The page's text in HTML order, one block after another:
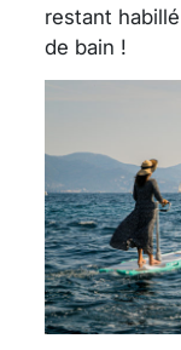
restant
de bain !